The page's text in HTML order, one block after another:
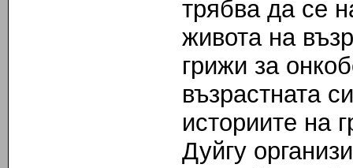
трябва да се
живота на
грижи за
възрастната
историите на
Дуйгу